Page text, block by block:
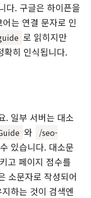
다. 구글은 하이픈을
는 연결 문자로 인
로 읽히지만
확히 인식됩니다.
. 일부 서버는 대소
와
/seo-
있습니다. 대소문
고 페이지 점수를
소문자로 작성되어
하는 것이 검색엔